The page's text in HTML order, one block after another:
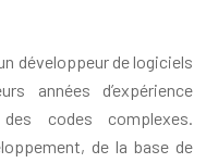
développeur de logiciels
années d’expérience
codes complexes.
de la base de